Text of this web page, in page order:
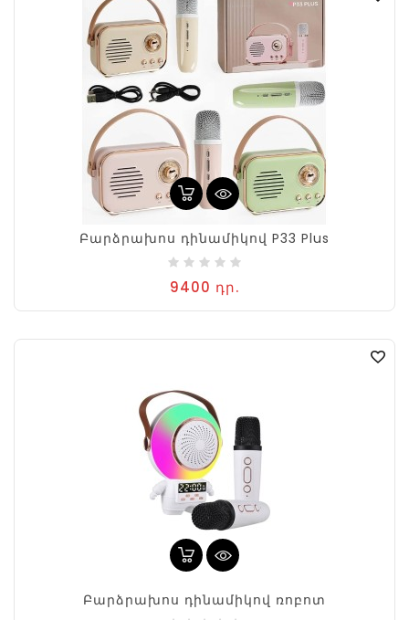
Բարձրախոս դինամիկով P33 Plus
9400 դր.
Բարձրախոս դինամիկով ռոբոտ